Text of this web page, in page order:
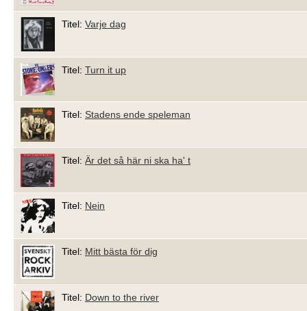
Titel: Varje dag
Titel: Turn it up
Titel: Stadens ende speleman
Titel: Är det så här ni ska ha' t
Titel: Nein
Titel: Mitt bästa för dig
Titel: Down to the river